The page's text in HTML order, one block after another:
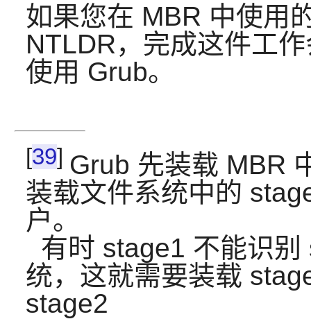
如果您在 MBR 中使用
NTLDR，完成这件工
使用 Grub。
[39] Grub 先装载 MBR
装载文件系统中的
户。
有时 stage1 不能识
统，这就需要装载
stage2